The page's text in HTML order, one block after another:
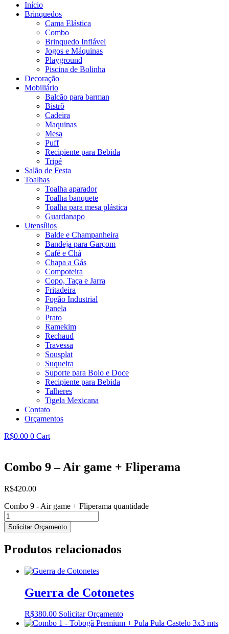
Início
Brinquedos
Cama Elástica
Combo
Brinquedo Inflável
Jogos e Máquinas
Playground
Piscina de Bolinha
Decoração
Mobiliário
Balcão para barman
Bistrô
Cadeira
Maquinas
Mesa
Puff
Recipiente para Bebida
Tripé
Salão de Festa
Toalhas
Toalha aparador
Toalha banquete
Toalha para mesa plástica
Guardanapo
Utensílios
Balde e Champanheira
Bandeja para Garçom
Café e Chá
Chapa a Gás
Compoteira
Copo, Taça e Jarra
Fritadeira
Fogão Industrial
Panela
Prato
Ramekim
Rechaud
Travessa
Sousplat
Suqueira
Suporte para Bolo e Doce
Recipiente para Bebida
Talheres
Tigela Mexicana
Contato
Orçamentos
R$0.00 0 Cart
Combo 9 – Air game + Fliperama
R$420.00
Combo 9 - Air game + Fliperama quantidade
Solicitar Orçamento
Produtos relacionados
Guerra de Cotonetes
R$380.00 Solicitar Orçamento